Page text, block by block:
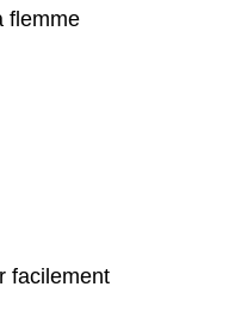
flemme
facilement